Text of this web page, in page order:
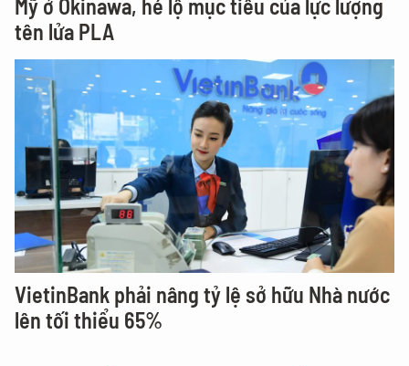
Mỹ ở Okinawa, hé lộ mục tiêu của lực lượng
tên lửa PLA
VietinBank phải nâng tỷ lệ sở hữu Nhà nước
lên tối thiểu 65%